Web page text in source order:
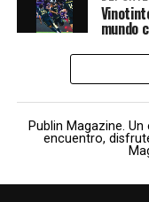
mundo
Publin Magazine.
encuentro,